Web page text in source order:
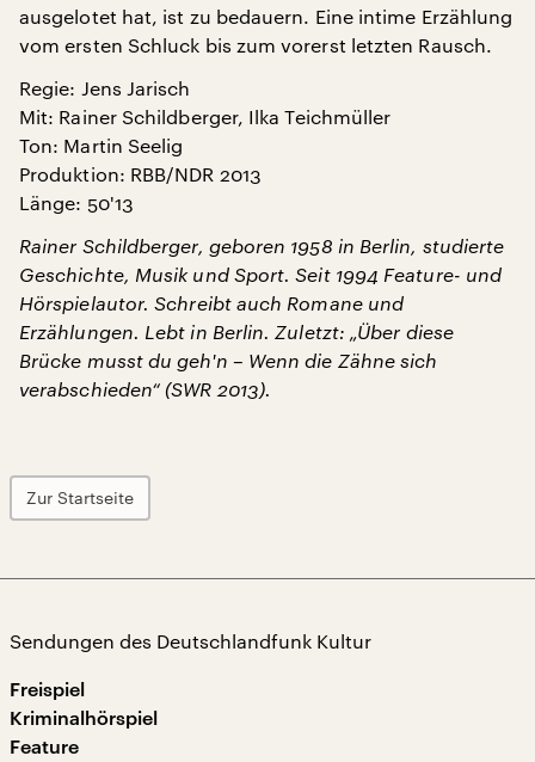
ausgelotet hat, ist zu bedauern. Eine intime Erzählung
vom ersten Schluck bis zum vorerst letzten Rausch.
Regie: Jens Jarisch
Mit: Rainer Schildberger, Ilka Teichmüller
Ton: Martin Seelig
Produktion: RBB/NDR 2013
Länge: 50'13
Rainer Schildberger, geboren 1958 in Berlin, studierte
Geschichte, Musik und Sport. Seit 1994 Feature- und
Hörspielautor. Schreibt auch Romane und
Erzählungen. Lebt in Berlin. Zuletzt: „Über diese
Brücke musst du geh'n – Wenn die Zähne sich
verabschieden“ (SWR 2013).
Zur Startseite
Sendungen des Deutschlandfunk Kultur
Freispiel
Kriminalhörspiel
Feature